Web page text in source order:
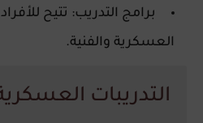
برامج التدريب: تتيح
العسكرية والفنية.
التدريبات